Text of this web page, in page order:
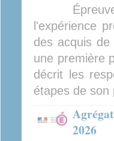
l'expérience
des acquis
une première
décrit les
étapes de son
2026